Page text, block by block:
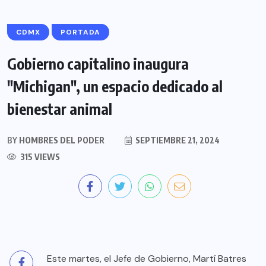
CDMX PORTADA
Gobierno capitalino inaugura
"Michigan", un espacio dedicado al
bienestar animal
BY HOMBRES DEL PODER
SEPTIEMBRE 21, 2024
315 VIEWS
Este martes, el Jefe de Gobierno, Martí Batres